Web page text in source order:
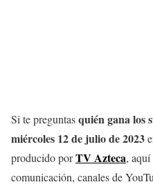
Si te preguntasquién gana los
miércoles 12 de julio de 2023
producido porTV Azteca, aquí
comunicación, canales de